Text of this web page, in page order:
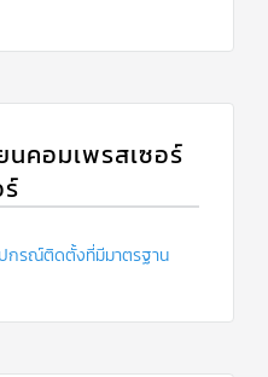
คอมเพรสเซอร์
กรณ์ติดตั้งที่มีมาตรฐาน